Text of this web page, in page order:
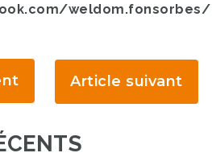
weldom.fonsorbes/
Article suivant